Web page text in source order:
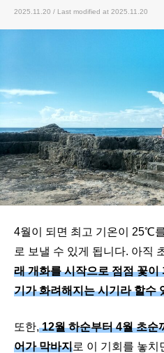
2025.11.20 / Last modified at 2025.11.20
4월이 되면 최고 기온이 25℃
로 보낼 수 있게 됩니다. 아직
래 개화를 시작으로 점점 꽃
기가 화려해지는 시기라 할수
또한,12월 하순부터 4월 초순
어가 막바지로 이 기회를 놓치